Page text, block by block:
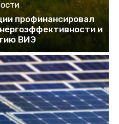
профинансировал
и
ВИЭ